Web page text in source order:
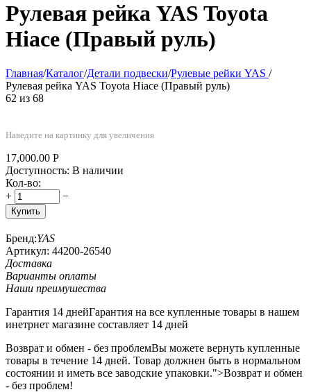
Рулевая рейка YAS Toyota
Hiace (Правый руль)
Главная/Каталог/Детали подвески/Рулевые рейки YAS /
Рулевая рейка YAS Toyota Hiace (Правый руль)
62 из 68
Наведите на картинку для увеличения
17,000.00 Р
Доступность: В наличии
Кол-во:
+
−
Купить
Бренд:YAS
Артикул: 44200-26540
Доставка
Варианты оплаты
Наши преимушества
Гарантия 14 днейГарантия на все купленные товары в нашем
инетрнет магазине составляет 14 дней
Возврат и обмен - без проблемВы можете вернуть купленные
товары в течение 14 дней. Товар должнен быть в нормальном
состоянии и иметь все заводские упаковки.">Возврат и обмен
- без проблем!